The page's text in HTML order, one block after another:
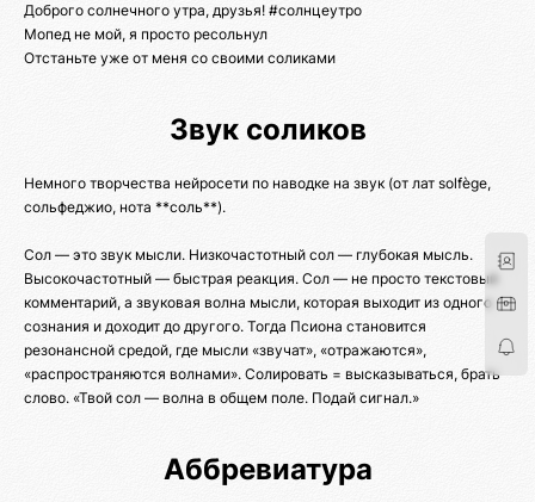
Доброго солнечного утра, друзья! #солнцеутро
Мопед не мой, я просто ресольнул
Отстаньте уже от меня со своими соликами
Звук соликов
Немного творчества нейросети по наводке на звук (от лат solfège,
сольфеджио, нота **соль**).
Сол — это звук мысли. Низкочастотный сол — глубокая мысль.
Высокочастотный — быстрая реакция. Сол — не просто текстовый
комментарий, а звуковая волна мысли, которая выходит из одного
сознания и доходит до другого. Тогда Псиона становится
резонансной средой, где мысли «звучат», «отражаются»,
«распространяются волнами». Солировать = высказываться, брать
слово. «Твой сол — волна в общем поле. Подай сигнал.»
Аббревиатура